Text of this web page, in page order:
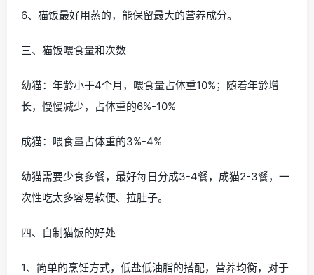
6、猫饭最好用蒸的，能保留最大的营养成分。
三、猫饭喂食量和次数
幼猫：年龄小于4个月，喂食量占体重10%；随着年龄增
长，慢慢减少，占体重的6%-10%
成猫：喂食量占体重的3%-4%
幼猫需要少食多餐，最好每日分成3-4餐，成猫2-3餐，一
次性吃太多容易软便、拉肚子。
四、自制猫饭的好处
1、简单的烹饪方式，低盐低油脂的搭配，营养均衡，对于